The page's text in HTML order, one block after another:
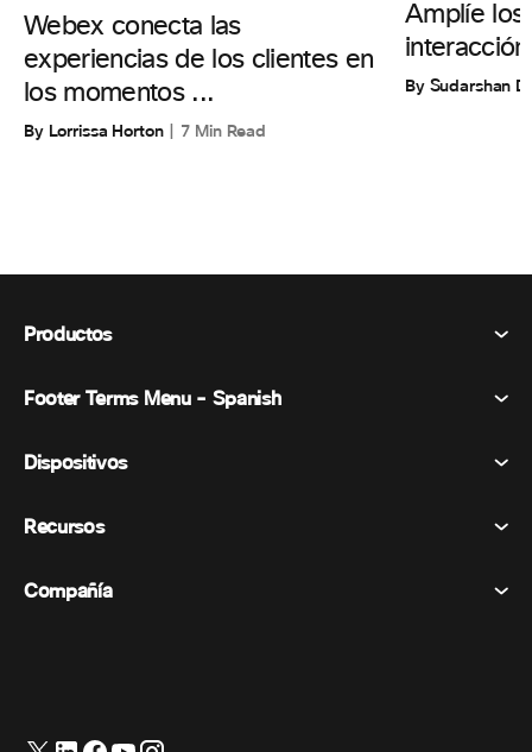
Webex conecta las
experiencias de los clientes en
los momentos ...
By Lorrissa Horton 7 Min Read
Amplíe los
By Sudarshan
Productos
Webex Suite
Mensajería
Eventos
Footer Terms Menu - Spanish
Términos y condiciones
Marcas comerciales
Dispositivos
Dispositivos de la habitación
Recursos
Precios
Compañía
Contactar con el servicio de asistencia